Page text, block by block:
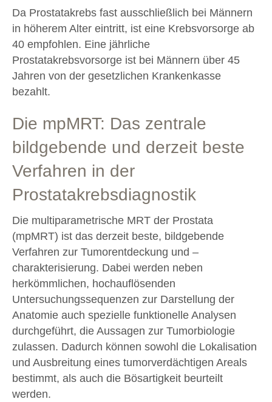
Da Prostatakrebs fast ausschließlich bei Männern
in höherem Alter eintritt, ist eine Krebsvorsorge ab
40 empfohlen. Eine jährliche
Prostatakrebsvorsorge ist bei Männern über 45
Jahren von der gesetzlichen Krankenkasse
bezahlt.
Die mpMRT: Das zentrale
bildgebende und derzeit beste
Verfahren in der
Prostatakrebsdiagnostik
Die multiparametrische MRT der Prostata
(mpMRT) ist das derzeit beste, bildgebende
Verfahren zur Tumorentdeckung und –
charakterisierung. Dabei werden neben
herkömmlichen, hochauflösenden
Untersuchungssequenzen zur Darstellung der
Anatomie auch spezielle funktionelle Analysen
durchgeführt, die Aussagen zur Tumorbiologie
zulassen. Dadurch können sowohl die Lokalisation
und Ausbreitung eines tumorverdächtigen Areals
bestimmt, als auch die Bösartigkeit beurteilt
werden.